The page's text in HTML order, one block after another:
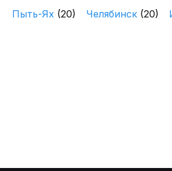
Пыть-Ях (20) Челябинск (20)